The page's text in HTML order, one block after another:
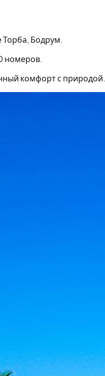
Торба, Бодрум.
номеров.
комфорт с природой.